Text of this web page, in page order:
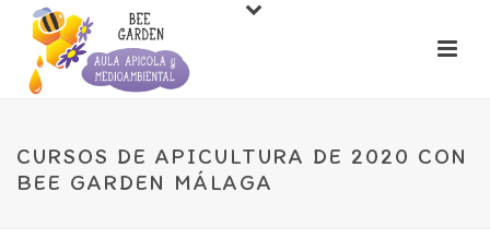
CURSOS DE APICULTURA DE 2020 CON
BEE GARDEN MÁLAGA